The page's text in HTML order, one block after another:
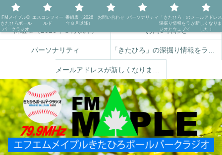
エスコンフィールド
番組表（2026年８月以降） お問い合わせ
パーソナリティ
FMメイプル⚾️
きたひろボール
パークラジオ
エスコンフィー
ルド
番組表（2026
年８月以降）
お問い合わせ パーソナリティ
「きたひろ」の
深掘り情報をラ
ジオとウェブで
メールアドレス
が新しくなりま
した！